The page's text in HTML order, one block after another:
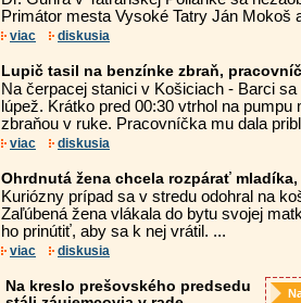
Primátor mesta Vysoké Tatry Ján Mokoš
viac diskusia
Lupič tasil na benzínke zbraň,
Na čerpacej stanici v Košiciach - Barci
lúpež. Krátko pred 00:30 vtrhol na
zbraňou v ruke. Pracovníčka mu dala
viac diskusia
Ohrdnutá žena chcela rozpárať
Kuriózny prípad sa v stredu odohral na
Zaľúbená žena vlákala do bytu svojej
ho prinútiť, aby sa k nej vrátil. ...
viac diskusia
Na kreslo prešovského predsedu